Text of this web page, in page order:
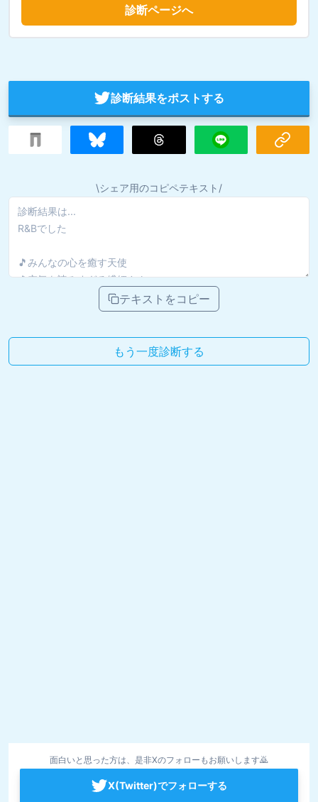
診断ページへ
診断結果をポストする
\シェア用のコピペテキスト/
テキストをコピー
もう一度診断する
面白いと思った方は、是非Xのフォローもお願いします🙇
X(Twitter)でフォローする